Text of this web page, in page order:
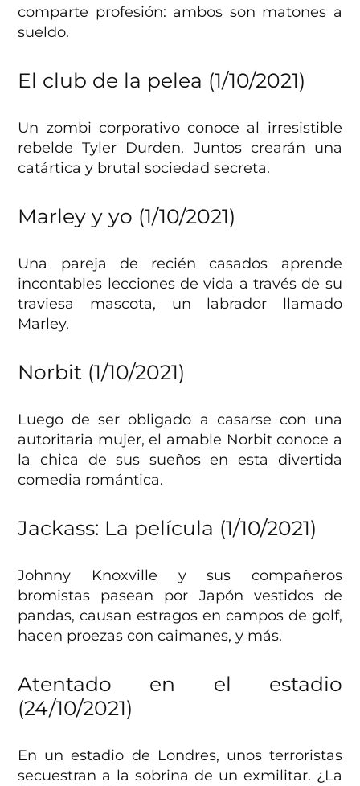
comparte profesión: ambos son matones a
sueldo.
El club de la pelea (1/10/2021)
Un zombi corporativo conoce al irresistible
rebelde Tyler Durden. Juntos crearán una
catártica y brutal sociedad secreta.
Marley y yo (1/10/2021)
Una pareja de recién casados aprende
incontables lecciones de vida a través de su
traviesa mascota, un labrador llamado
Marley.
Norbit (1/10/2021)
Luego de ser obligado a casarse con una
autoritaria mujer, el amable Norbit conoce a
la chica de sus sueños en esta divertida
comedia romántica.
Jackass: La película (1/10/2021)
Johnny Knoxville y sus compañeros
bromistas pasean por Japón vestidos de
pandas, causan estragos en campos de golf,
hacen proezas con caimanes, y más.
Atentado en el estadio
(24/10/2021)
En un estadio de Londres, unos terroristas
secuestran a la sobrina de un exmilitar. ¿La